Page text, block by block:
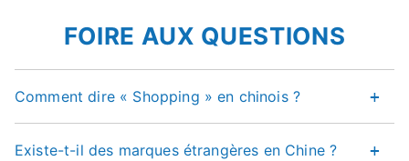
FOIRE AUX QUESTIONS
Comment dire « Shopping » en chinois ?
Existe-t-il des marques étrangères en Chine ?